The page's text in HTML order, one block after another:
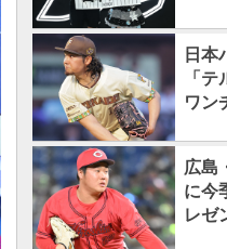
ネ
に来
日本
「
ワン
る
た」
広島
に今
レゼ
た